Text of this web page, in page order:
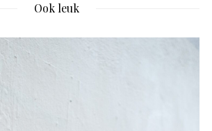
Ook leuk